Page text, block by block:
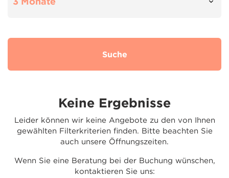
Suche
Keine Ergebnisse
Leider können wir keine Angebote zu den von Ihnen
gewählten Filterkriterien finden. Bitte beachten Sie
auch unsere Öffnungszeiten.
Wenn Sie eine Beratung bei der Buchung wünschen,
kontaktieren Sie uns: